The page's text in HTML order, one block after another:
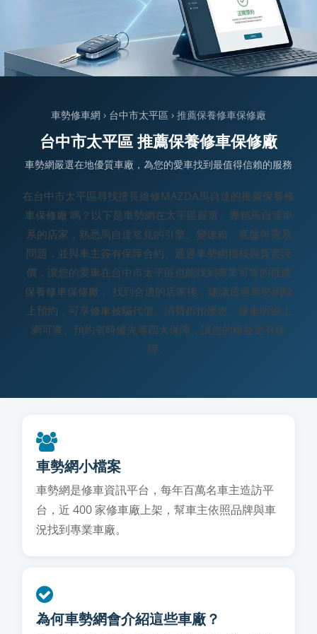
車勢修車網 › 台中市太平區 › 推薦保養修車保修廠
台中市太平區 推薦保養修車保修廠
車勢網嚴選在地優質車廠，為您的愛車找到最值得信賴的服務
在台中市太平區尋找擅長維修MAZDA馬自達的推薦保養修
車保修廠 嗎？以下是車勢網在太平區嚴選、專精馬自達車
系的店家，熟悉馬自達常見的引擎、變速箱、底盤與電系
問題，並與車主簽有保障合約、通過車勢網稽核與真實評
價，讓您的愛車在台中市太平區也能找到專業可靠的推薦
保養修車保修廠 。找到合適的店家後，建議透過車勢網線
上預約，可享修車被騙代償、消費折扣優惠、修車明細上
網可查、預約省時優先等四大保障，讓您的權益更有保
障。
車勢網小檔案
車勢網是修車資訊平台，每年百萬名車主造訪平
台，近 400 家修車廠上架，幫車主依照品牌與車
況找到專業車廠。
為何車勢網會介紹這些車廠？